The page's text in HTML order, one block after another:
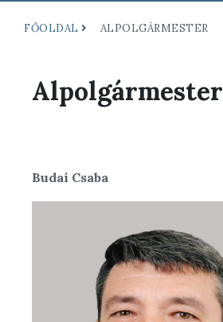
FŐOLDAL ALPOLGÁRMESTER
Alpolgármester
Budai Csaba